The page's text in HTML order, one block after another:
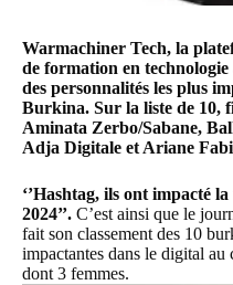
Warmachiner Tech, la
de formation en technologie
des personnalités les plus
Burkina. Sur la liste de 10,
Aminata Zerbo/Sabane,
Adja Digitale et Ariane
‘’Hashtag, ils ont impacté
2024’’. C’est ainsi que le
fait son classement des 10
impactantes dans le digital au
dont 3 femmes.